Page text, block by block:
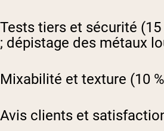
Tests tiers et sécurité (15
; dépistage des métaux
Mixabilité et texture (10
Avis clients et